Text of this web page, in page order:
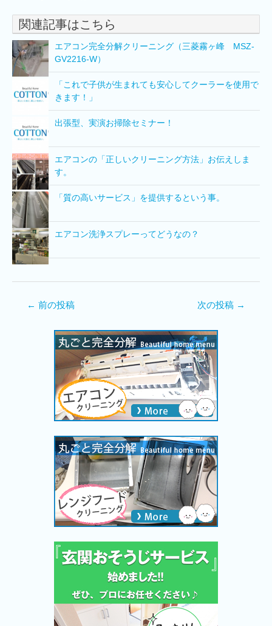
関連記事はこちら
エアコン完全分解クリーニング（三菱霧ヶ峰 MSZ-
GV2216-W）
「これで子供が生まれても安心してクーラーを使用で
きます！」
出張型、実演お掃除セミナー！
エアコンの「正しいクリーニング方法」お伝えしま
す。
「質の高いサービス」を提供するという事。
エアコン洗浄スプレーってどうなの？
← 前の投稿 次の投稿 →